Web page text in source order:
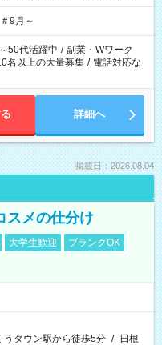
9月～
50代活躍中 / 副業・Wワーク
名以上の大量募集 / 電話対応な
詳細へ
掲載日：2026.08.04
スメの仕分け
大学生歓迎
ブランクOK
うタウン駅から徒歩5分 / 日根